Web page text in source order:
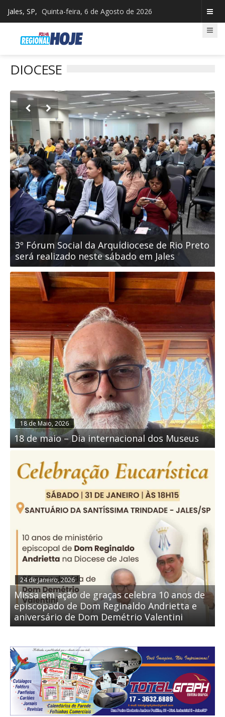
Jales, SP, Quinta-feira, 6 de Agosto de 2026
DIOCESE
3º Fórum Social da Arquidiocese de Rio Preto
será realizado neste sábado em Jales
 
18 de Maio, 2026
18 de maio – Dia internacional dos Museus
24 de Janeiro, 2026
Missa em ação de graças celebra 10 anos de
episcopado de Dom Reginaldo Andrietta e
aniversário de Dom Demétrio Valentini